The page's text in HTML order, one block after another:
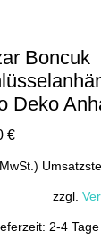
Boncuk
Deko
€
zzgl.
2-4